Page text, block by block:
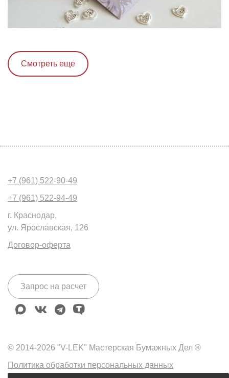
Смотреть еще
+7 (961) 522-90-49
+7 (961) 522-94-49
г. Краснодар,
ул. Ярославская, 126
Договор-оферта
Запрос на расчет
max telegram
tenchat
© 2014-2026 "V-LEK" Мастерская Бумажных Дел ®
Политика обработки персональных данных